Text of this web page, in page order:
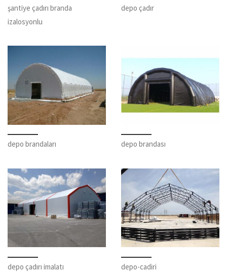
şantiye çadırı branda
izalosyonlu
depo çadır
depo brandaları depo brandası
depo çadırı imalatı depo-cadiri